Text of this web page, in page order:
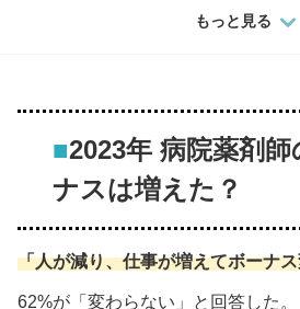
もっと見る
■2023年 病院薬剤
ナスは増えた？
「人が減り、仕事が増えてボーナ
62%が「変わらない」と回答した